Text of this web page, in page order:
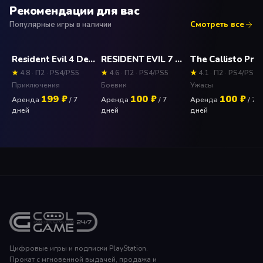
Рекомендации для вас
Популярные игры в наличии Смотреть все
Resident Evil 4 Deluxe Edition Прокат и аренда игры 7 дней
★ 4.8 · П2 · PS4/PS5
Приключения
Аренда 199 ₽/ 7
дней
RESIDENT EVIL 7 biohazard (PS4) Прокат и аренда игры 7 дней
★ 4.6 · П2 · PS4/PS5
Боевик
Аренда 100 ₽/ 7
дней
★ 4.1 · П2 · PS4/PS5
Ужасы
Аренда 100 ₽/ 7
дней
Цифровые игры и подписки PlayStation.
Прокат с мгновенной выдачей, продажа и